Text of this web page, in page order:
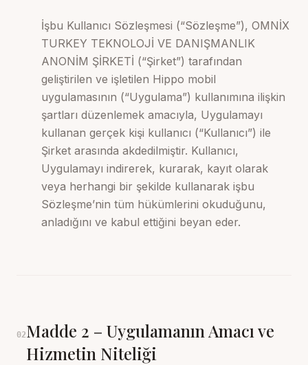
İşbu Kullanıcı Sözleşmesi (“Sözleşme”), OMNİX
TURKEY TEKNOLOJİ VE DANIŞMANLIK
ANONİM ŞİRKETİ (“Şirket”) tarafından
geliştirilen ve işletilen Hippo mobil
uygulamasının (“Uygulama”) kullanımına ilişkin
şartları düzenlemek amacıyla, Uygulamayı
kullanan gerçek kişi kullanıcı (“Kullanıcı”) ile
Şirket arasında akdedilmiştir. Kullanıcı,
Uygulamayı indirerek, kurarak, kayıt olarak
veya herhangi bir şekilde kullanarak işbu
Sözleşme’nin tüm hükümlerini okuduğunu,
anladığını ve kabul ettiğini beyan eder.
02Madde 2 – Uygulamanın Amacı ve
Hizmetin Niteliği